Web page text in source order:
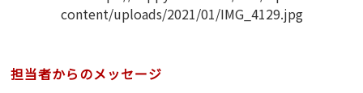
担当者からのメッセージ